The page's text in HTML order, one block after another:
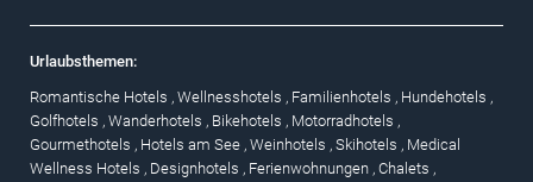
Urlaubsthemen:
Romantische Hotels , Wellnesshotels , Familienhotels , Hundehotels ,
Golfhotels , Wanderhotels , Bikehotels , Motorradhotels ,
Gourmethotels , Hotels am See , Weinhotels , Skihotels , Medical
Wellness Hotels , Designhotels , Ferienwohnungen , Chalets ,